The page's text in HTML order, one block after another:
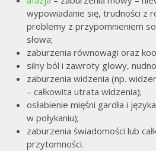
wypowiadanie się, trudności z
problemy z przypomnieniem
słowa;
zaburzenia równowagi oraz
silny ból i zawroty głowy,
zaburzenia widzenia (np.
– całkowita utrata widzenia);
osłabienie mięśni gardła i
w połykaniu);
zaburzenia świadomości lub
przytomności.